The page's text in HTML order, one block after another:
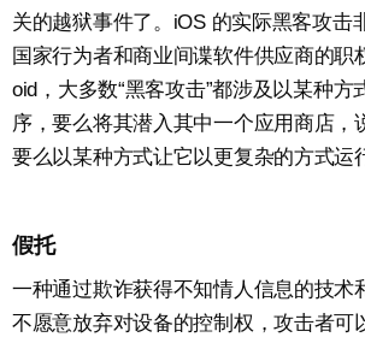
关的越狱事件了。iOS 的实际黑客攻击
国家行为者和商业间谍软件供应商的职
oid，大多数“黑客攻击”都涉及以某种方
序，要么将其潜入其中一个应用商店，
要么以某种方式让它以更复杂的方式运
假托
一种通过欺诈获得不知情人信息的技术
不愿意放弃对设备的控制权，攻击者可